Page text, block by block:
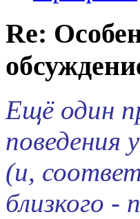
Re:
Ещё один
(и,
близкого -